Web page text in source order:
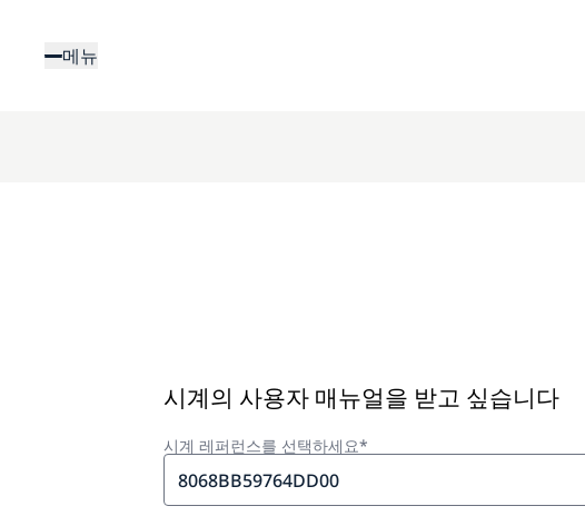
메뉴
시계의 사용자 매뉴얼을 받고 싶습니다
시계 레퍼런스를 선택하세요*
8068BB59764DD00